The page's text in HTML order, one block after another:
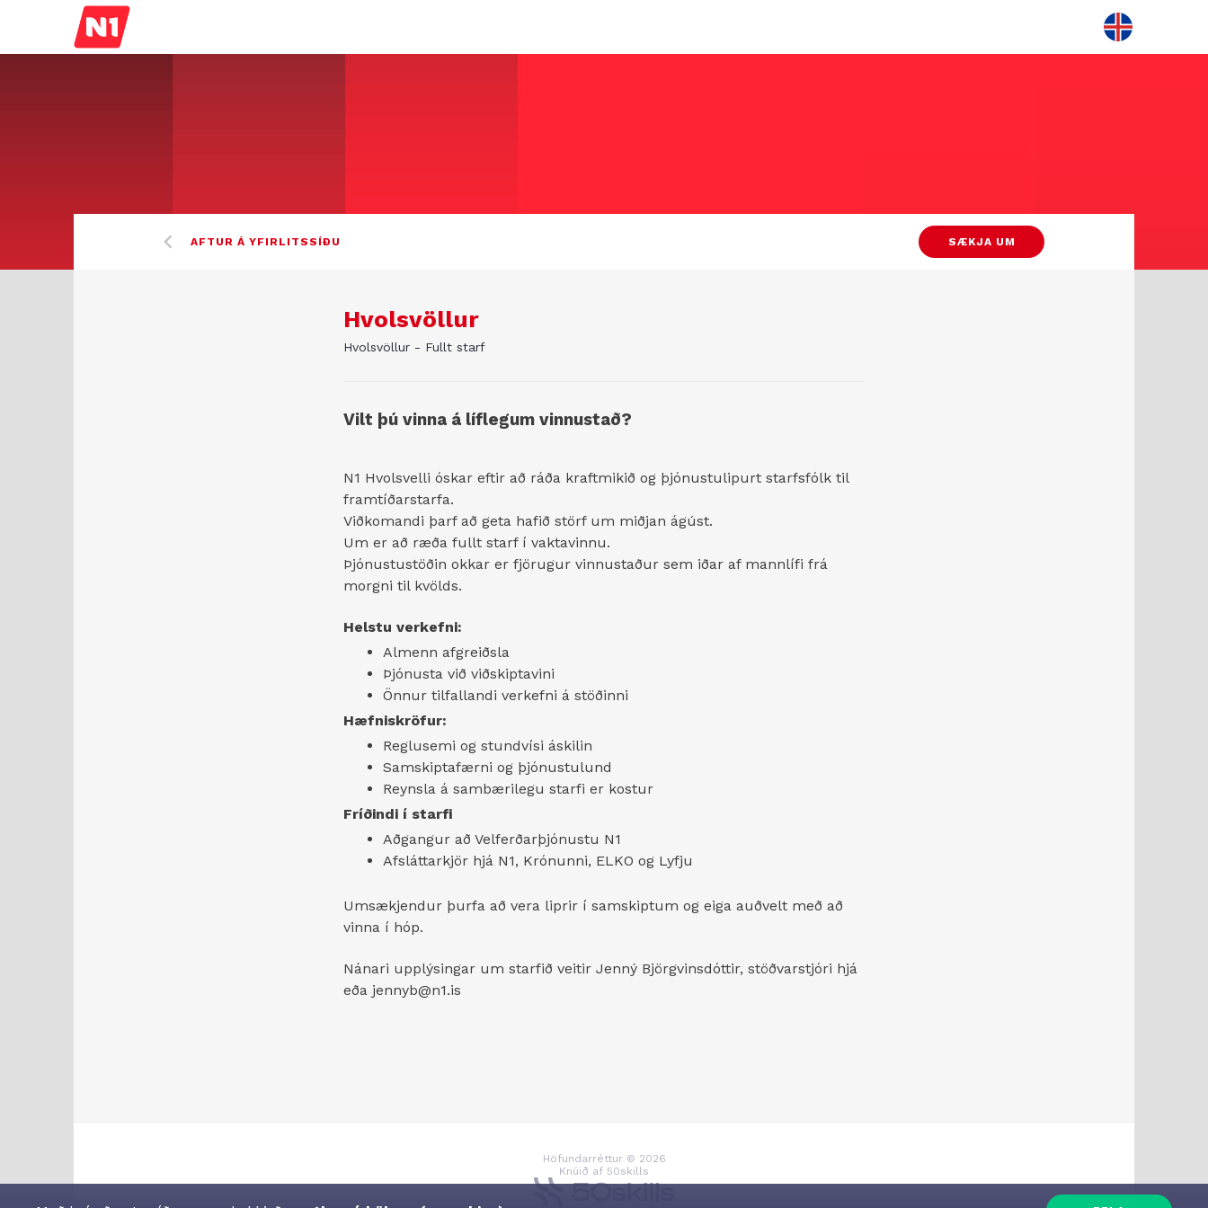
AFTUR Á YFIRLITSSÍÐU SÆKJA UM
Hvolsvöllur
Hvolsvöllur - Fullt starf
Vilt þú vinna á líflegum vinnustað?
N1 Hvolsvelli óskar eftir að ráða kraftmikið og þjónustulipurt starfsfólk til
framtíðarstarfa.
Viðkomandi þarf að geta hafið störf um miðjan ágúst.
Um er að ræða fullt starf í vaktavinnu.
Þjónustustöðin okkar er fjörugur vinnustaður sem iðar af mannlífi frá
morgni til kvölds.
Helstu verkefni:
Almenn afgreiðsla
Þjónusta við viðskiptavini
Önnur tilfallandi verkefni á stöðinni
Hæfniskröfur:
Reglusemi og stundvísi áskilin
Samskiptafærni og þjónustulund
Reynsla á sambærilegu starfi er kostur
Fríðindi í starfi
Aðgangur að Velferðarþjónustu N1
Afsláttarkjör hjá N1, Krónunni, ELKO og Lyfju
Umsækjendur þurfa að vera liprir í samskiptum og eiga auðvelt með að
vinna í hóp.
Nánari upplýsingar um starfið veitir Jenný Björgvinsdóttir, stöðvarstjóri hjá
eða jennyb@n1.is
Höfundarréttur© 2026
Knúið af 50skills